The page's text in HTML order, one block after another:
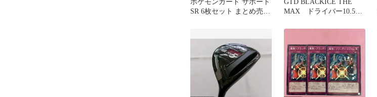
ポケモンカード サポート
SR 6枚セット まとめ売り
GTD BLACKICE THE
MAX ドライバー10.5